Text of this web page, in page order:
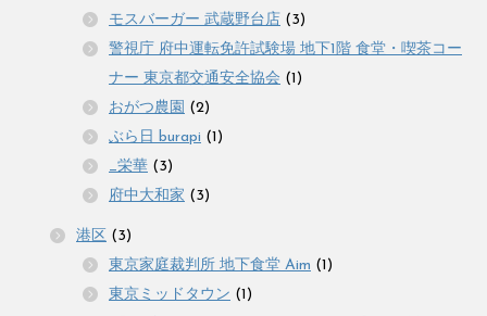
モスバーガー 武蔵野台店 (3)
警視庁 府中運転免許試験場 地下1階 食堂・喫茶コー
ナー 東京都交通安全協会 (1)
おがつ農園 (2)
ぶら日 burapi (1)
_栄華 (3)
府中大和家 (3)
港区 (3)
東京家庭裁判所 地下食堂 Aim (1)
東京ミッドタウン (1)